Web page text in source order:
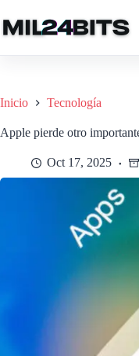
al
contenido
Inicio Tecnología
Apple pierde otro
Oct 17, 2025